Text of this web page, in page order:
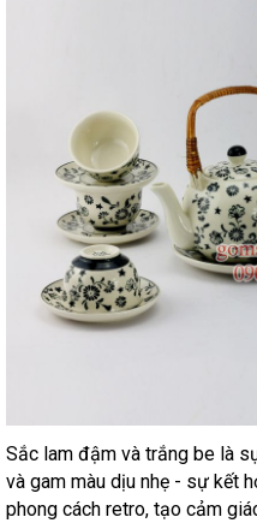
Sắc lam đậm và trắng be là
và gam màu dịu nhẹ - sự kết
phong cách retro, tạo cảm